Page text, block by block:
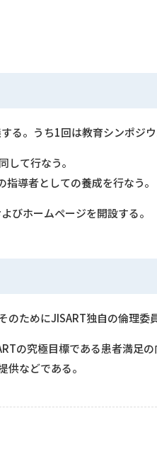
る。うち1回は教育シンポジウ
して行なう｡
導者としての養成を行なう。
びホームページを開設する。
ためにJISART独自の倫理委
の究極目標である患者満足
などである。